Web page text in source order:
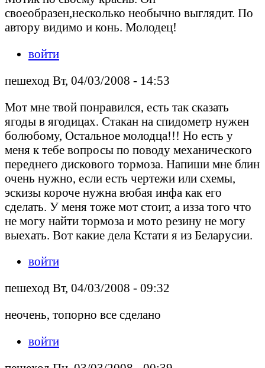
своеобразен,несколько необычно выглядит. По
автору видимо и конь. Молодец!
войти
пешеход Вт, 04/03/2008 - 14:53
Мот мне твой понравился, есть так сказать
ягоды в ягодицах. Стакан на спидометр нужен
болюбому, Остальное молодца!!! Но есть у
меня к тебе вопросы по поводу механического
переднего дискового тормоза. Напиши мне блин
очень нужно, если есть чертежи или схемы,
эскизы короче нужна вюбая инфа как его
сделать. У меня тоже мот стоит, а изза того что
не могу найти тормоза и мото резину не могу
выехать. Вот какие дела Кстати я из Беларусии.
войти
пешеход Вт, 04/03/2008 - 09:32
неочень, топорно все сделано
войти